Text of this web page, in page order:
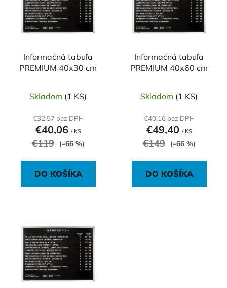
Informačná tabuľa
PREMIUM 40x30 cm
Skladom (1 KS)
€32,57 bez DPH
€40,06 / KS
€119 (–66 %)
DO KOŠÍKA
Informačná tabuľa
PREMIUM 40x60 cm
Skladom (1 KS)
€40,16 bez DPH
€49,40 / KS
€149 (–66 %)
DO KOŠÍKA